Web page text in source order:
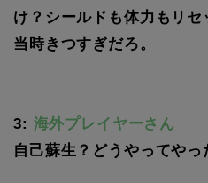
け？シールドも体力もリセ
当時きつすぎだろ。
3: 海外プレイヤーさん
自己蘇生？どうやってやっ